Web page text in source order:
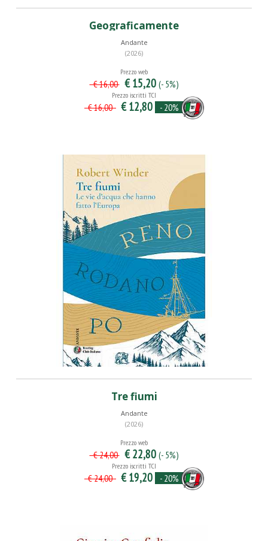
Geograficamente
Andante
(2026)
Prezzo web
€ 16,00 € 15,20 (- 5%)
Prezzo iscritti TCI
€ 16,00 € 12,80 - 20%
Tre fiumi
Andante
(2026)
Prezzo web
€ 24,00 € 22,80 (- 5%)
Prezzo iscritti TCI
€ 24,00 € 19,20 - 20%